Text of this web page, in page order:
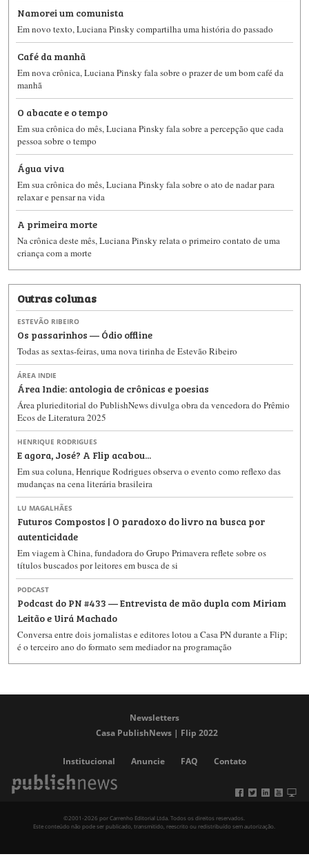
Namorei um comunista
Em novo texto, Luciana Pinsky compartilha uma história do passado
Café da manhã
Em nova crônica, Luciana Pinsky fala sobre o prazer de um bom café da
manhã
O abacate e o tempo
Em sua crônica do mês, Luciana Pinsky fala sobre a percepção que cada
pessoa sobre o tempo
Água viva
Em sua crônica do mês, Luciana Pinsky fala sobre o ato de nadar para
relaxar e pensar na vida
A primeira morte
Na crônica deste mês, Luciana Pinsky ​relata o primeiro contato de uma
criança com a morte
Outras colunas
ESTEVÃO RIBEIRO
Os passarinhos — Ódio offline
Todas as sextas-feiras, uma nova tirinha de Estevão Ribeiro
ÁREA INDIE
Área Indie: antologia de crônicas e poesias
Área plurieditorial do PublishNews divulga obra da vencedora do Prêmio
Ecos de Literatura 2025
HENRIQUE RODRIGUES
E agora, José? A Flip acabou...
Em sua coluna, Henrique Rodrigues observa o evento como reflexo das
mudanças na cena literária brasileira
LU MAGALHÃES
Futuros Compostos | O paradoxo do livro na busca por
autenticidade
Em viagem à China, fundadora do Grupo Primavera reflete sobre os
títulos buscados por leitores em busca de si
PODCAST
Podcast do PN #433 — Entrevista de mão dupla com Miriam
Leitão e Uirá Machado
Conversa entre dois jornalistas e editores lotou a Casa PN durante a Flip;
é o terceiro ano do formato sem mediador na programação
Newsletters
Casa PublishNews | Flip 2022
Institucional Anuncie FAQ Contato
©2001-2026 por Carrenho Editorial Ltda. Todos os direitos reservados.
Este conteúdo não pode ser publicado, transmitido, reescrito ou redistribuído sem autorização.